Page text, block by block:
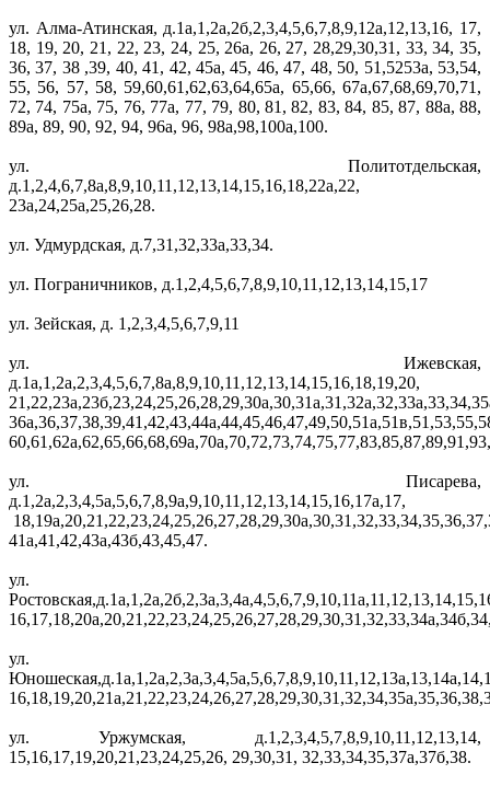
ул. Алма-Атинская, д.1а,1,2а,2б,2,3,4,5,6,7,8,9,12а,12,13,16, 17,
18, 19, 20, 21, 22, 23, 24, 25, 26а, 26, 27, 28,29,30,31, 33, 34, 35,
36, 37, 38 ,39, 40, 41, 42, 45а, 45, 46, 47, 48, 50, 51,5253а, 53,54,
55, 56, 57, 58, 59,60,61,62,63,64,65а, 65,66, 67а,67,68,69,70,71,
72, 74, 75а, 75, 76, 77а, 77, 79, 80, 81, 82, 83, 84, 85, 87, 88а, 88,
89а, 89, 90, 92, 94, 96а, 96, 98а,98,100а,100.
ул. Политотдельская,
д.1,2,4,6,7,8а,8,9,10,11,12,13,14,15,16,18,22а,22,
23а,24,25а,25,26,28.
ул. Удмурдская, д.7,31,32,33а,33,34.
ул. Пограничников, д.1,2,4,5,6,7,8,9,10,11,12,13,14,15,17
ул. Зейская, д. 1,2,3,4,5,6,7,9,11
ул. Ижевская,
д.1а,1,2а,2,3,4,5,6,7,8а,8,9,10,11,12,13,14,15,16,18,19,20,
ул. Писарева,
д.1,2а,2,3,4,5а,5,6,7,8,9а,9,10,11,12,13,14,15,16,17а,17,
41а,41,42,43а,43б,43,45,47.
ул.
ул.
ул. Уржумская, д.1,2,3,4,5,7,8,9,10,11,12,13,14,
15,16,17,19,20,21,23,24,25,26, 29,30,31, 32,33,34,35,37а,37б,38.